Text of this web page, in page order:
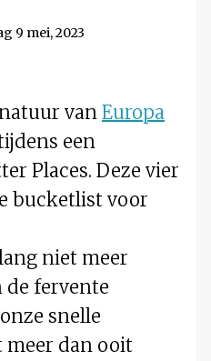
9 mei, 2023
van Europa
een
Places. Deze vier
bucketlist voor
niet meer
de fervente
snelle
meer dan ooit